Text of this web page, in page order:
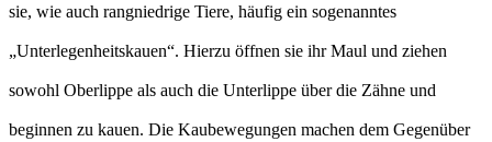
sie, wie auch rangniedrige Tiere, häufig ein sogenanntes
„Unterlegenheitskauen“. Hierzu öffnen sie ihr Maul und ziehen
sowohl Oberlippe als auch die Unterlippe über die Zähne und
beginnen zu kauen. Die Kaubewegungen machen dem Gegenüber